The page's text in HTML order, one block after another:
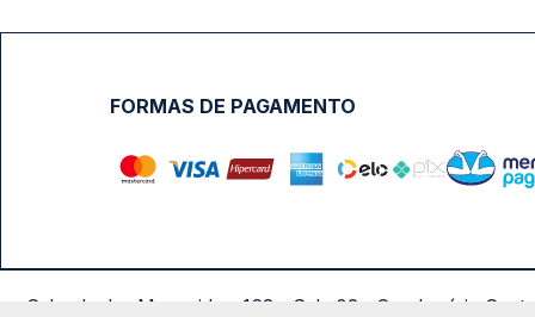
FORMAS DE PAGAMENTO
Calçada das Margaridas, 163 - Sala 02 - Condomínio